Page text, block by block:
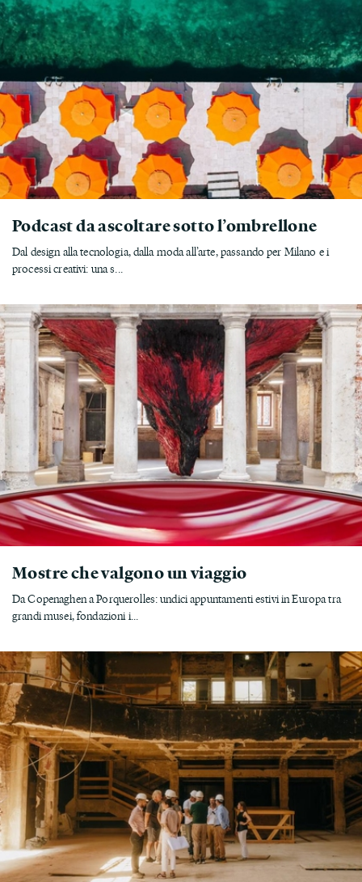
Podcast da ascoltare sotto l’ombrellone
Dal design alla tecnologia, dalla moda all’arte, passando per Milano e i
processi creativi: una s...
Mostre che valgono un viaggio
Da Copenaghen a Porquerolles: undici appuntamenti estivi in Europa tra
grandi musei, fondazioni i...